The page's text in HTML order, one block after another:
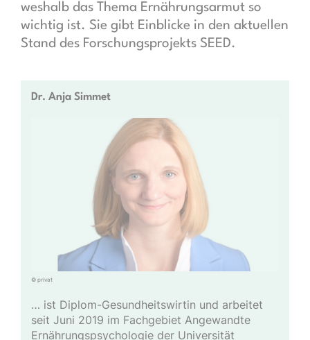
weshalb das Thema Ernährungsarmut so
wichtig ist. Sie gibt Einblicke in den aktuellen
Stand des Forschungsprojekts SEED.
Dr. Anja Simmet
© privat
… ist Diplom-Gesundheitswirtin und arbeitet
seit Juni 2019 im Fachgebiet Angewandte
Ernährungspsychologie der Universität